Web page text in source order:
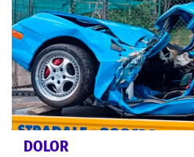
DOLOR